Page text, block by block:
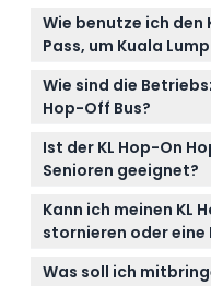
Wie benutze ich den
Pass, um Kuala
Kaufen Sie einfach
Website, und
ausgewiesenen
Doppeldeckerbusse
Attraktionen in Ihrem
Wie sind die
Hop-Off Bus?
Die Busse verkehren
Uhr, mit Bussen, die
(Änderungen
dies zum Zeitpunkt
Ist der KL Hop-On
Senioren geeignet?
Ja! Kleinkinder (0-4
(5-12 Jahre)
(13-59 Jahre) ein
(60-99 Jahre)
Kann ich meinen KL
stornieren oder
Tickets sind nicht
Was soll ich